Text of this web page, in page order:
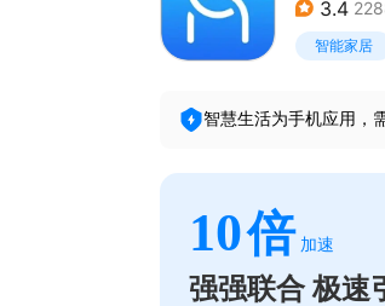
3.4
智能家居
智慧生活为手机应用，
10倍 加速
强强联合 极速